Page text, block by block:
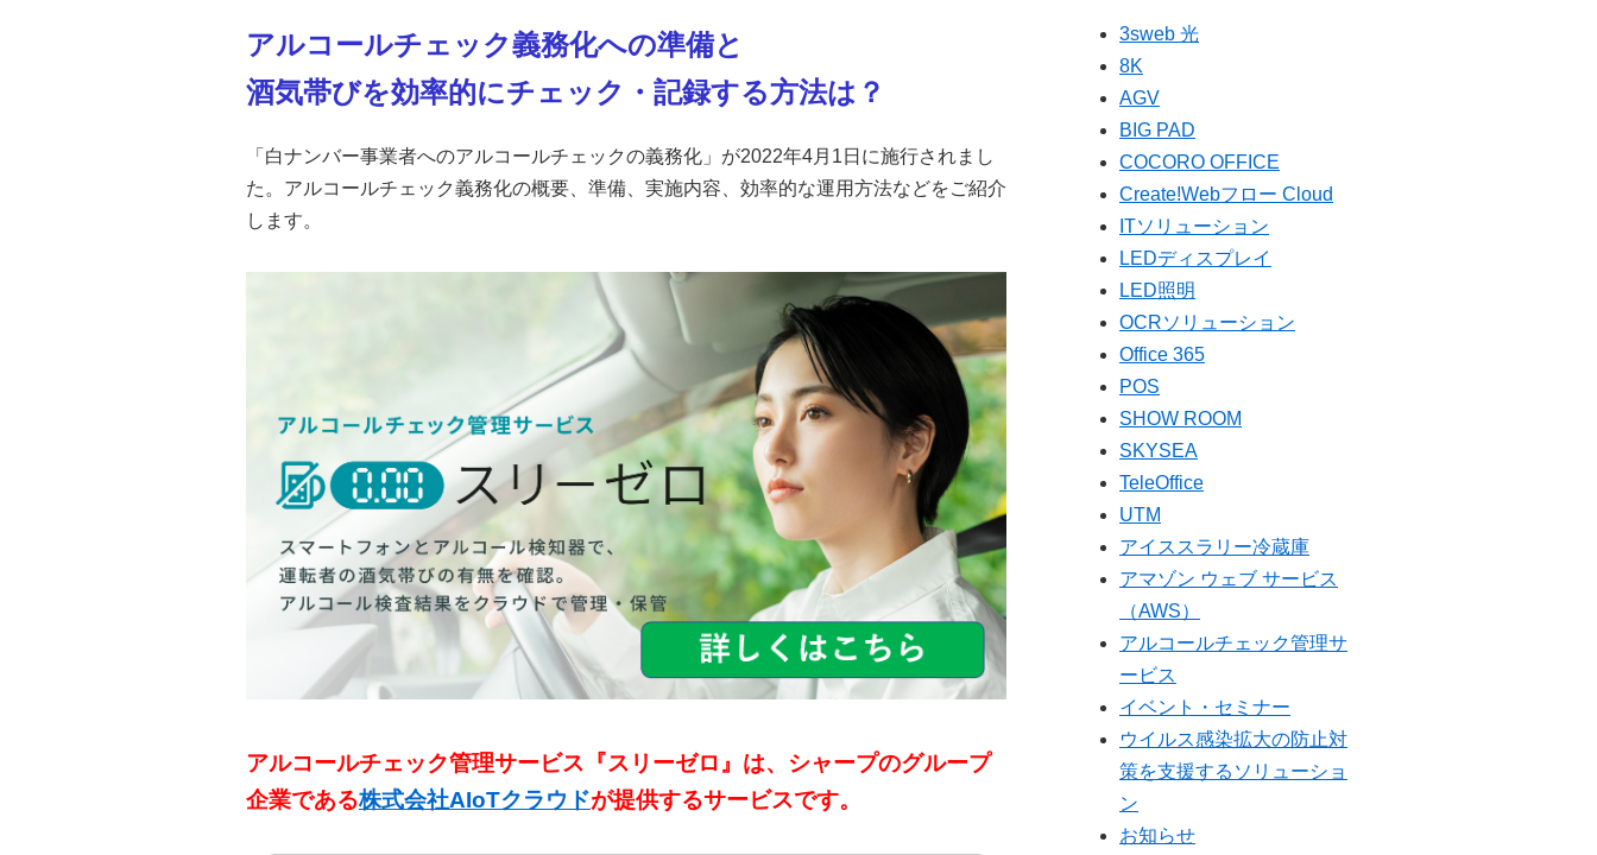
アルコールチェック義務化への準備と
酒気帯びを効率的にチェック・記録する方法は？
「白ナンバー事業者へのアルコールチェックの義務化」が2022年4月1日に施行されまし
た。アルコールチェック義務化の概要、準備、実施内容、効率的な運用方法などをご紹介
します。
アルコールチェック管理サービス『スリーゼロ』は、シャープのグループ
企業である株式会社AIoTクラウドが提供するサービスです。
3sweb 光
8K
AGV
BIG PAD
COCORO OFFICE
Create!Webフロー Cloud
ITソリューション
LEDディスプレイ
LED照明
OCRソリューション
Office 365
POS
SHOW ROOM
SKYSEA
TeleOffice
UTM
アイススラリー冷蔵庫
アマゾン ウェブ サービス
（AWS）
アルコールチェック管理サ
ービス
イベント・セミナー
ウイルス感染拡大の防止対
策を支援するソリューショ
ン
お知らせ